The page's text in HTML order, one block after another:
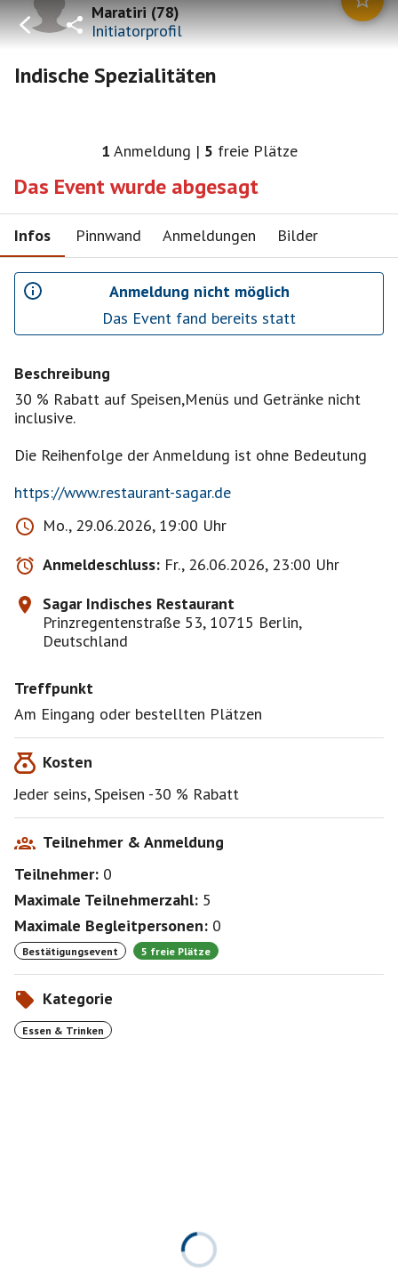
Maratiri(78)
Initiatorprofil
Indische Spezialitäten
1 Anmeldung | 5 freie Plätze
Das Event wurde abgesagt
Infos Pinnwand Anmeldungen Bilder
Anmeldung nicht möglich
Das Event fand bereits statt
Beschreibung
30 % Rabatt auf Speisen,Menüs und Getränke nicht
inclusive.
Die Reihenfolge der Anmeldung ist ohne Bedeutung
https://www.restaurant-sagar.de
Mo., 29.06.2026, 19:00 Uhr
Anmeldeschluss: Fr., 26.06.2026, 23:00 Uhr
Sagar Indisches Restaurant
Prinzregentenstraße 53, 10715 Berlin,
Deutschland
Treffpunkt
Am Eingang oder bestellten Plätzen
Kosten
Jeder seins, Speisen -30 % Rabatt
Teilnehmer & Anmeldung
Teilnehmer: 0
Maximale Teilnehmerzahl: 5
Maximale Begleitpersonen: 0
Bestätigungsevent 5 freie Plätze
Kategorie
Essen & Trinken